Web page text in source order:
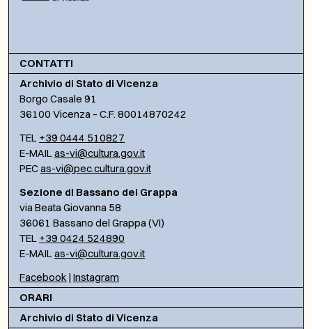
CONTATTI
Archivio di Stato di Vicenza
Borgo Casale 91
36100 Vicenza – C.F. 80014870242
TEL +39 0444 510827
E-MAILas-vi@cultura.gov.it
PECas-vi@pec.cultura.gov.it
Sezione di Bassano del Grappa
via Beata Giovanna 58
36061 Bassano del Grappa (VI)
TEL +39 0424 524890
E-MAILas-vi@cultura.gov.it
Facebook | Instagram
ORARI
Archivio di Stato di Vicenza